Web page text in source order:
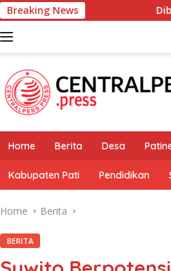
Breaking News
Diberitakan Tanpa
Home Berita Desa
Kabupaten Pati Pendidikan
Home Berita
BERITA